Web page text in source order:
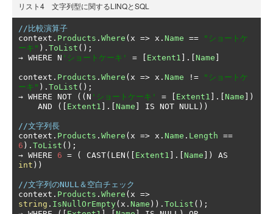
リスト4 文字列型に関するLINQとSQL
//比較演算子
context . Products . Where ( x => x . Name ==
"ショートケ
ーキ" ). ToList ();
→ WHERE N 'ショートケーキ' = Extent1 ].[ Name
context . Products . Where ( x => x . Name !=
"ショートケ
ーキ" ). ToList ();
→ WHERE NOT (( N 'ショートケーキ' = Extent1 ].[ Name ])
    AND
([ Extent1 ].[ Name IS NOT NULL ))
//文字列長
context . Products . Where ( x => x . Name . Length ==
6 ). ToList ();
→ WHERE 6 = ( CAST( LEN ([ Extent1 ].[ Name ])
int ))
//文字列のNULL＆空白チェック
context . Products . Where ( x =>
string . IsNullOrEmpty( x . Name )). ToList ();